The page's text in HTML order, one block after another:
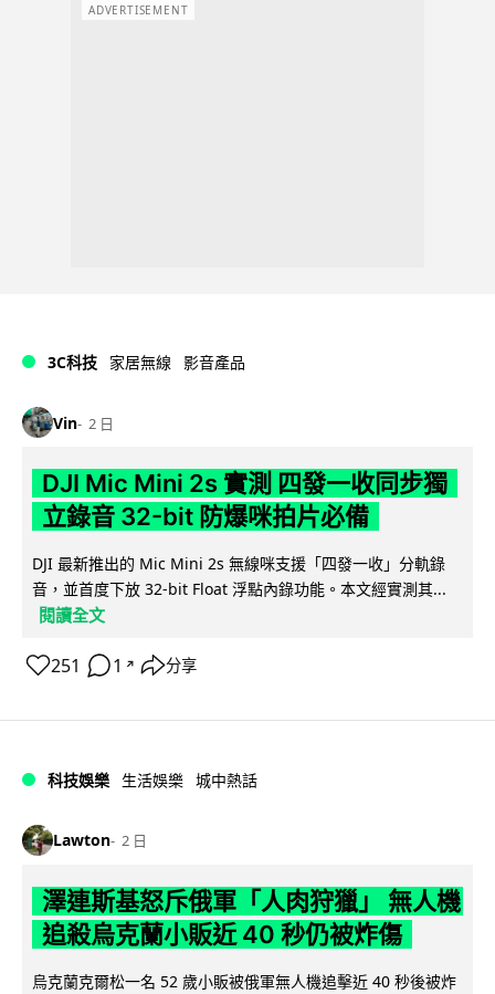
ADVERTISEMENT
3C科技 家居無線 影音產品
Vin 2 日
DJI Mic Mini 2s 實測 四發一收同步獨
立錄音 32-bit 防爆咪拍片必備
DJI 最新推出的 Mic Mini 2s 無線咪支援「四發一收」分軌錄
音，並首度下放 32-bit Float 浮點內錄功能。本文經實測其...
閱讀全文
251 1 ↗ 分享
科技娛樂 生活娛樂 城中熱話
Lawton 2 日
澤連斯基怒斥俄軍「人肉狩獵」 無人機
追殺烏克蘭小販近 40 秒仍被炸傷
烏克蘭克爾松一名 52 歲小販被俄軍無人機追擊近 40 秒後被炸